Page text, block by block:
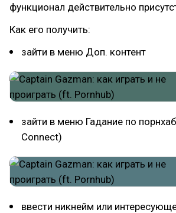
функционал действительно
Как его получить:
зайти в меню Доп. контент
зайти в меню Гадание по
Connect)
ввести никнейм или